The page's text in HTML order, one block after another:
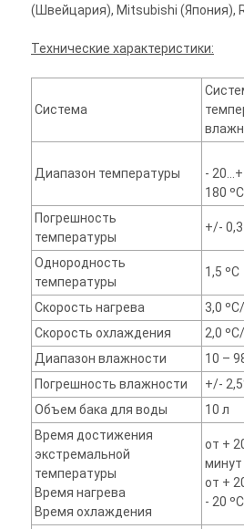
(Швейцария), Mitsubishi (Япония),
Технические характеристики:
Система
Диапазон температуры
-
180
Погрешность
температуры
+/-
Однородность
температуры
1,5 ºС
Скорость нагрева
3,0
Cкорость охлаждения
2,0
Диапазон влажности
10 –
Погрешность влажности
+/-
Объем бака для воды
10 л
Время достижения
экстремальной
температуры
Время нагрева
Время охлаждения
от +
минут
от +
- 20